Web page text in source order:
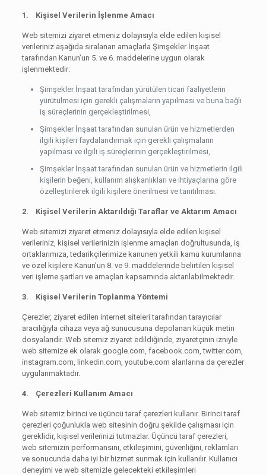
1. Kişisel Verilerin İşlenme Amacı
Web sitemizi ziyaret etmeniz dolayısıyla elde edilen kişisel
verileriniz aşağıda sıralanan amaçlarla Şimşekler İnşaat
tarafından Kanun’un 5. ve 6. maddelerine uygun olarak
işlenmektedir:
Şimşekler İnşaat tarafından yürütülen ticari faaliyetlerin
yürütülmesi için gerekli çalışmaların yapılması ve buna bağlı
iş süreçlerinin gerçekleştirilmesi,
Şimşekler İnşaat tarafından sunulan ürün ve hizmetlerden
ilgili kişileri faydalandırmak için gerekli çalışmaların
yapılması ve ilgili iş süreçlerinin gerçekleştirilmesi,
Şimşekler İnşaat tarafından sunulan ürün ve hizmetlerin ilgili
kişilerin beğeni, kullanım alışkanlıkları ve ihtiyaçlarına göre
özelleştirilerek ilgili kişilere önerilmesi ve tanıtılması.
2. Kişisel Verilerin Aktarıldığı Taraflar ve Aktarım Amacı
Web sitemizi ziyaret etmeniz dolayısıyla elde edilen kişisel
verileriniz, kişisel verilerinizin işlenme amaçları doğrultusunda, iş
ortaklarımıza, tedarikçilerimize kanunen yetkili kamu kurumlarına
ve özel kişilere Kanun’un 8. ve 9. maddelerinde belirtilen kişisel
veri işleme şartları ve amaçları kapsamında aktarılabilmektedir.
3. Kişisel Verilerin Toplanma Yöntemi
Çerezler, ziyaret edilen internet siteleri tarafından tarayıcılar
aracılığıyla cihaza veya ağ sunucusuna depolanan küçük metin
dosyalarıdır. Web sitemiz ziyaret edildiğinde, ziyaretçinin izniyle
web sitemize ek olarak google.com, facebook.com, twitter.com,
instagram.com, linkedin.com, youtube.com alanlarına da çerezler
uygulanmaktadır.
4. Çerezleri Kullanım Amacı
Web sitemiz birinci ve üçüncü taraf çerezleri kullanır. Birinci taraf
çerezleri çoğunlukla web sitesinin doğru şekilde çalışması için
gereklidir, kişisel verilerinizi tutmazlar. Üçüncü taraf çerezleri,
web sitemizin performansını, etkileşimini, güvenliğini, reklamları
ve sonucunda daha iyi bir hizmet sunmak için kullanılır. Kullanıcı
deneyimi ve web sitemizle gelecekteki etkileşimleri